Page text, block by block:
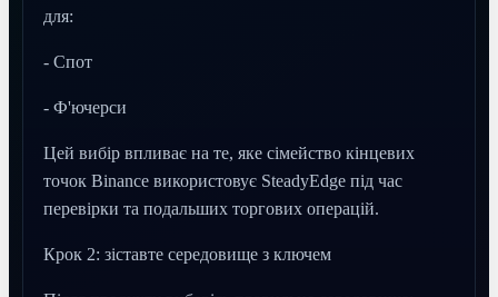
для:
- Спот
- Ф'ючерси
Цей вибір впливає на те, яке сімейство кінцевих
точок Binance використовує SteadyEdge під час
перевірки та подальших торгових операцій.
Крок 2: зіставте середовище з ключем